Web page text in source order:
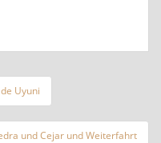
Uyuni
und Cejar und Weiterfahrt